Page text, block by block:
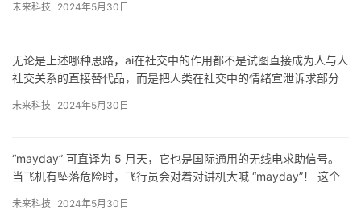
未来科技 2024年5月30日
无论是上述哪种思路，ai在社交中的作用都不是试图直接成为人与人
社交关系的直接替代品，而是把人类在社交中的情绪宣泄诉求部分
结语
送白菜的解决方案来部分地承接用户对于情绪反馈和攀比心诉求。
未来科技 2024年5月30日
“mayday” 可直译为 5 月天，它也是国际通用的无线电求助信号。
当飞机有坠落危险时，飞行员会对着对讲机大喊 “mayday”！ 这个
未来科技 2024年5月30日